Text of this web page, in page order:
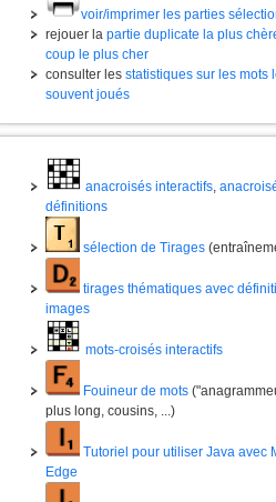
voir/imprimer les parties
rejouer la partie duplicate la plus
coup le plus cher
consulter les statistiques sur les mots
souvent joués
anacroisés interactifs,
définitions
sélection de Tirages
tirages thématiques avec
images
mots-croisés interactifs
Fouineur de mots
plus long, cousins, ...)
Tutoriel pour utiliser Java avec
Edge